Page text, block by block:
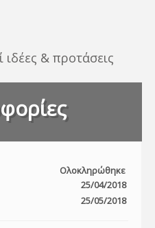
& προτάσεις
Ολοκληρώθηκε
25/04/2018
25/05/2018